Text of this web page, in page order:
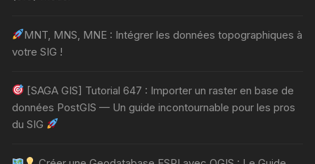
MNT, MNS, MNE : Intégrer les données topographiques à
votre SIG !
[SAGA GIS] Tutorial 647 : Importer un raster en base de
données PostGIS — Un guide incontournable pour les pros
du SIG